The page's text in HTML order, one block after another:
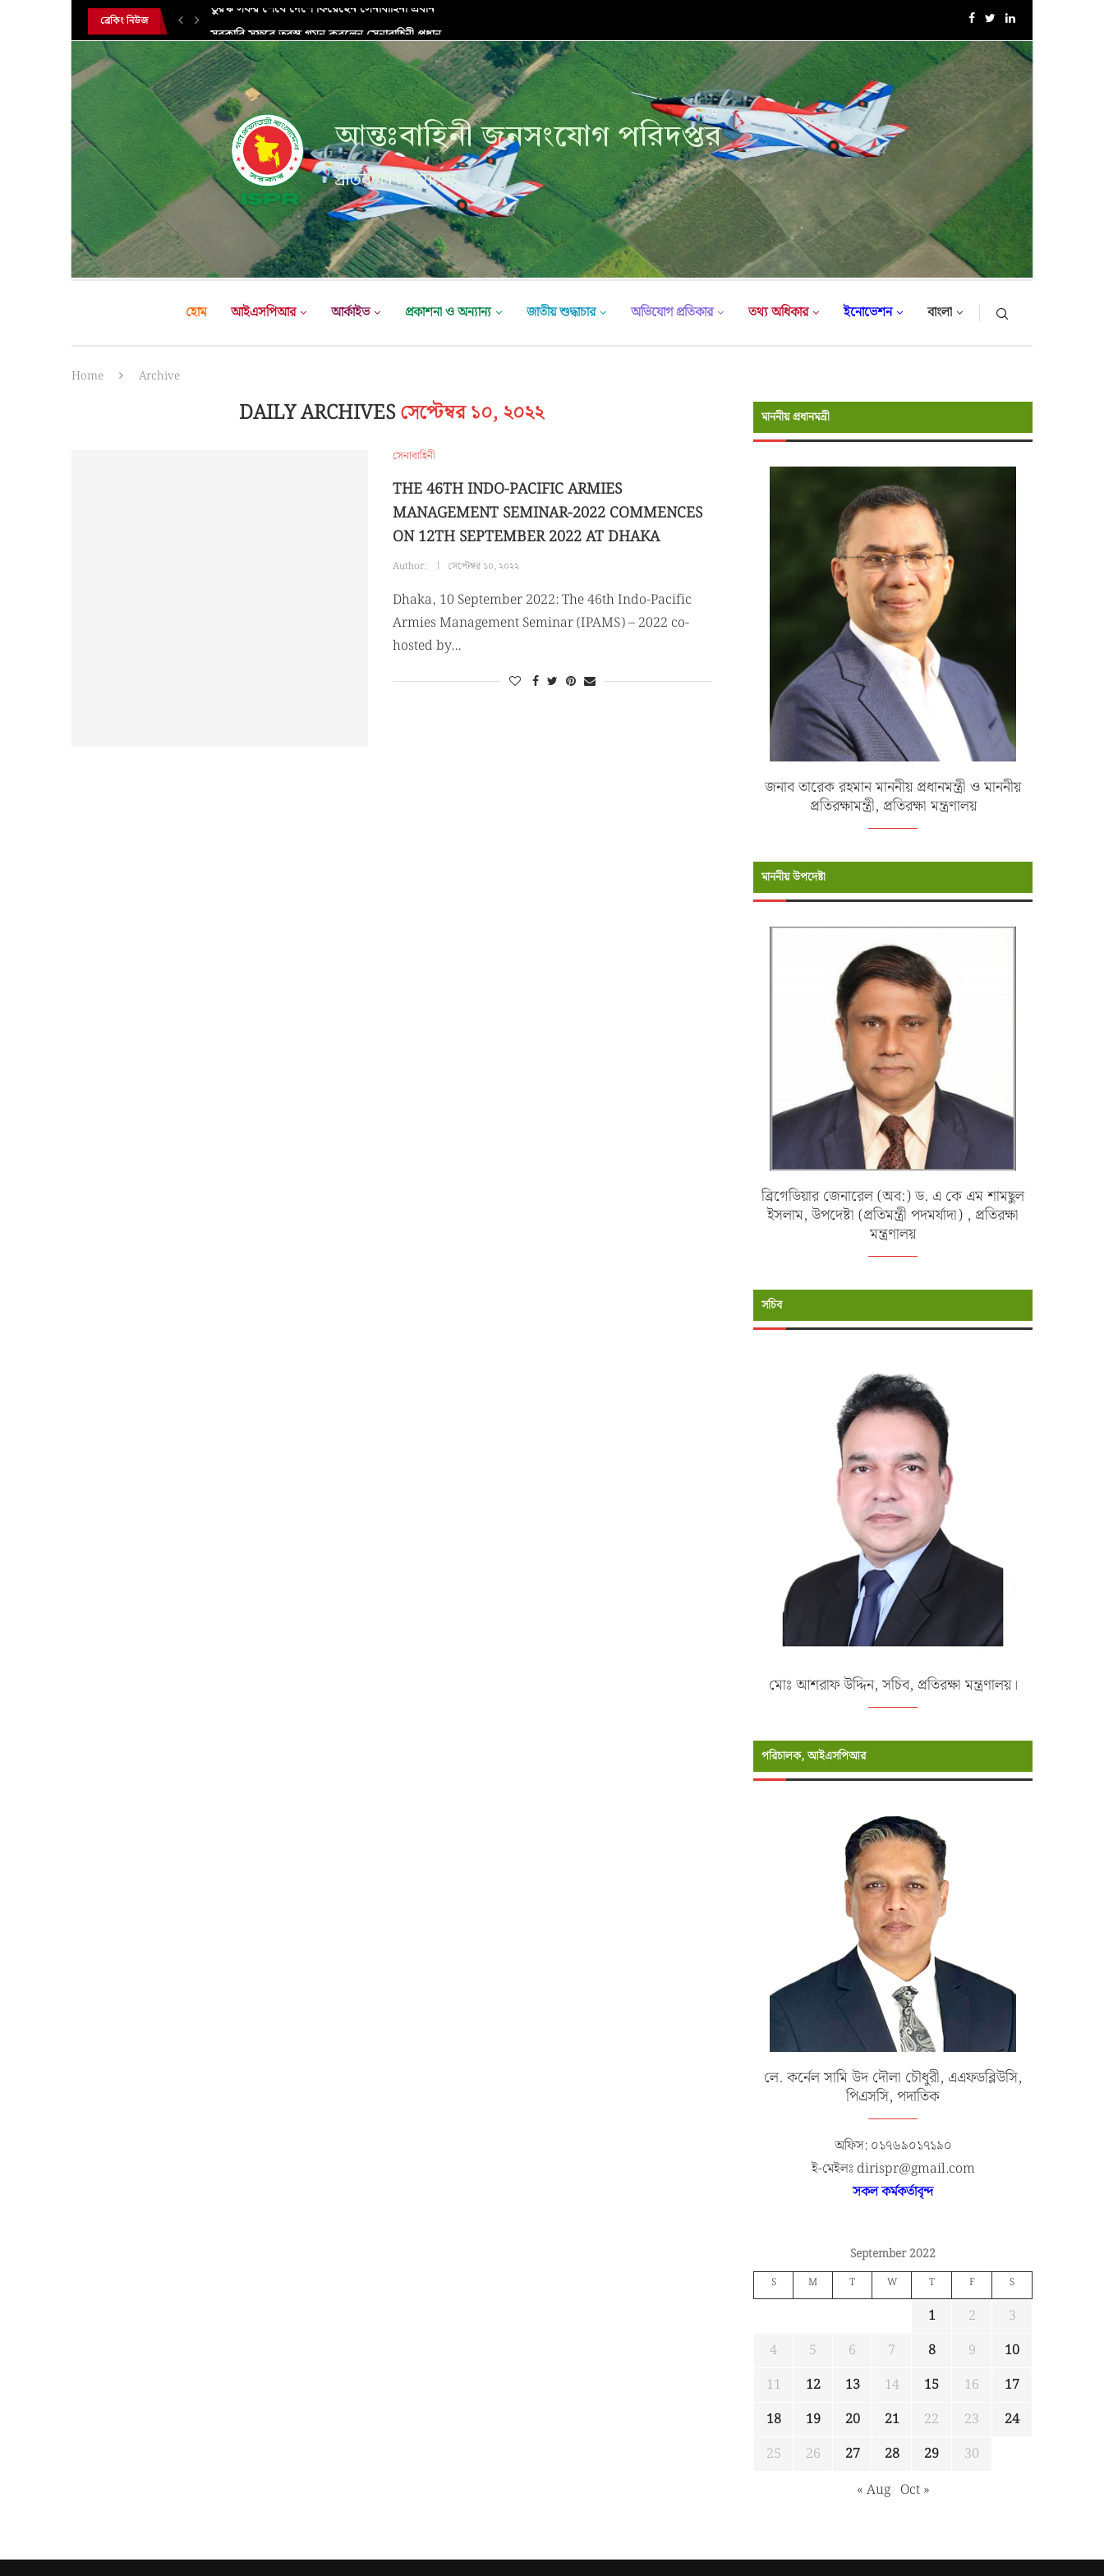
ব্রেকিং নিউজ সরকারি সফরে তুরস্ক গমন করলেন সেনাবাহিনী প্রধান এক্সারসাইজ টাইগার লাইটনিং-২০২৬ এর উদ্বোধনী অনুষ্ঠান
আন্তঃবাহিনী জনসংযোগ পরিদপ্তর
প্রতিরক্ষা মন্ত্রণালয়
হোম আইএসপিআর আর্কাইভ প্রকাশনা ও অন্যান্য জাতীয় শুদ্ধাচার অভিযোগ প্রতিকার তথ্য অধিকার ইনোভেশন বাংলা
Home Archive
DAILY ARCHIVESসেপ্টেম্বর ১০, ২০২২
সেনাবাহিনী
THE 46TH INDO-PACIFIC ARMIES
MANAGEMENT SEMINAR-2022 COMMENCES
ON 12TH SEPTEMBER 2022 AT DHAKA
Author: সেপ্টেম্বর ১০, ২০২২
Dhaka, 10 September 2022: The 46th Indo-Pacific
Armies Management Seminar (IPAMS) – 2022 co-
hosted by…
মাননীয় প্রধানমন্রী
জনাব তারেক রহমান মাননীয় প্রধানমন্ত্রী ও মাননীয়
প্রতিরক্ষামন্ত্রী, প্রতিরক্ষা মন্ত্রণালয়
মাননীয় উপদেষ্টা
ব্রিগেডিয়ার জেনারেল (অব:) ড. এ কে এম শামছুল
ইসলাম, উপদেষ্টা (প্রতিমন্ত্রী পদমর্যাদা) , প্রতিরক্ষা
মন্ত্রণালয়
সচিব
মোঃ আশরাফ উদ্দিন, সচিব, প্রতিরক্ষা মন্ত্রণালয়।
পরিচালক, আইএসপিআর
লে. কর্নেল সামি উদ দৌলা চৌধুরী, এএফডব্লিউসি,
পিএসসি, পদাতিক
অফিস: ০১৭৬৯০১৭১৯০
ই-মেইলঃ dirispr@gmail.com
সকল কর্মকর্তাবৃন্দ
September 2022
S M T W T F S
1 2
3
4
5 6 7 8 9
10
11
12 13 14 15 16
17
18
19 20 21 22 23
24
25
26 27 28 29
30
« Aug Oct »